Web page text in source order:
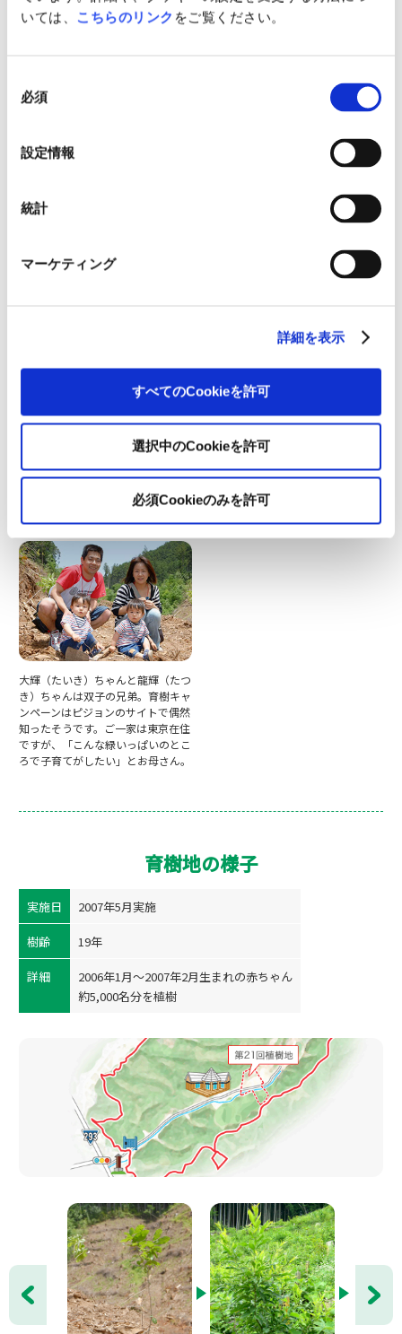
いては、
こちらのリンク をご覧ください。
必須
設定情報
統計
マーケティング
詳細を表示
すべてのCookieを許可
選択中のCookieを許可
必須Cookieのみを許可
が愛彩（あや）ちゃんです。
ンの社員です。長女の愛菜ちゃんは
リー。3回目のご参加で、今回は三
女の寧々ちゃんの分の苗木を植えま
茨城県の晴葵（はるき）ちゃんは、
山登りなどアウトドアが大好きなお
た。ご両親が願うのは、「“もった
いない”の精神」を持つ大人に育つ
栃木県からお越しの普（あまね）ち
ゃんは4番目のお子さんです。ご両
化がなくなっていてほしい」と思い
を込めて植樹しました。
大輝（たいき）ちゃんと龍輝（たつ
き）ちゃんは双子の兄弟。育樹キャ
ンペーンはピジョンのサイトで偶然
知ったそうです。ご一家は東京在住
ですが、「こんな緑いっぱいのとこ
ろで子育てがしたい」とお母さん。
育樹地の様子
実施日 2007年5月実施
樹齢 19年
詳細
2006年1月～2007年2月生まれの赤ちゃん
約5,000名分を植樹
前へ 次へ